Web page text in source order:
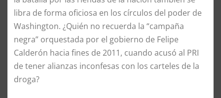
libra de forma oficiosa en los círculos del poder de
Washington. ¿Quién no recuerda la “campaña
negra” orquestada por el gobierno de Felipe
Calderón hacia fines de 2011, cuando acusó al PRI
de tener alianzas inconfesas con los carteles de la
droga?